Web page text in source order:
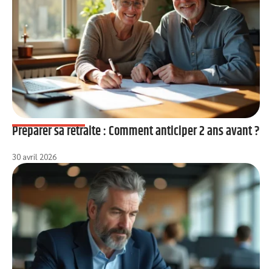
Préparer sa retraite : Comment anticiper 2 ans avant ?
30 avril 2026